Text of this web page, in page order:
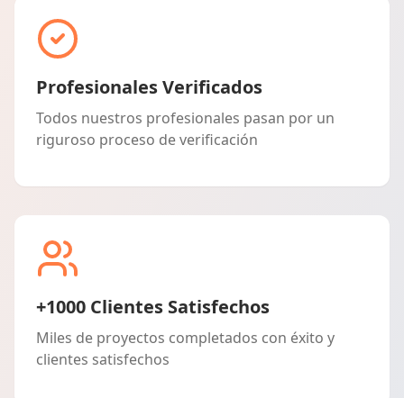
Profesionales Verificados
Todos nuestros profesionales pasan por un
riguroso proceso de verificación
+1000 Clientes Satisfechos
Miles de proyectos completados con éxito y
clientes satisfechos